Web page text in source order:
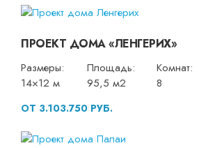
ПРОЕКТ ДОМА «ЛЕНГЕРИХ»
Размеры:
14×12 м
Площадь:
95,5 м2
Комнат:
8
ОТ 3.103.750 РУБ.